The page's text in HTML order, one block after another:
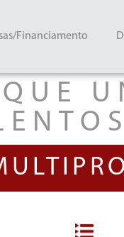
Financiamento